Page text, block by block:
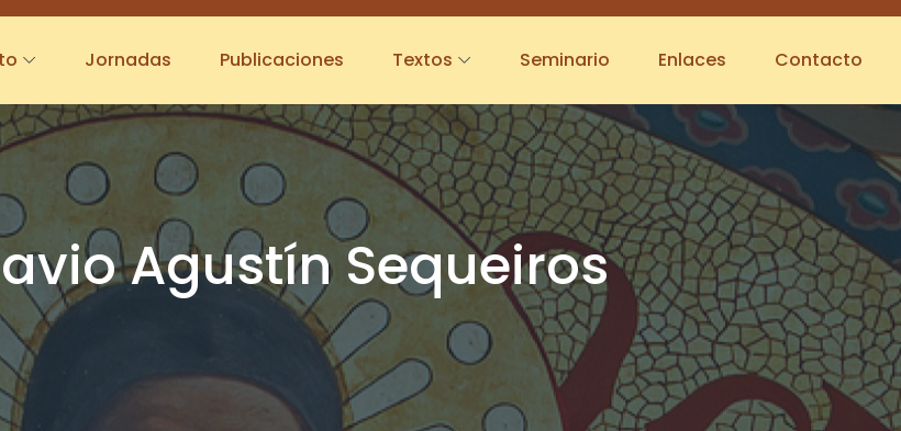
Jornadas Publicaciones Textos Seminario Enlaces Contacto
Agustín Sequeiros